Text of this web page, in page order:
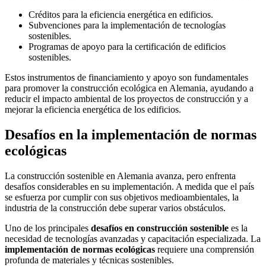
Créditos para la eficiencia energética en edificios.
Subvenciones para la implementación de tecnologías
sostenibles.
Programas de apoyo para la certificación de edificios
sostenibles.
Estos instrumentos de financiamiento y apoyo son fundamentales
para promover la construcción ecológica en Alemania, ayudando a
reducir el impacto ambiental de los proyectos de construcción y a
mejorar la eficiencia energética de los edificios.
Desafíos en la implementación de normas
ecológicas
La construcción sostenible en Alemania avanza, pero enfrenta
desafíos considerables en su implementación. A medida que el país
se esfuerza por cumplir con sus objetivos medioambientales, la
industria de la construcción debe superar varios obstáculos.
Uno de los principales desafíos en construcción sostenible es la
necesidad de tecnologías avanzadas y capacitación especializada. La
implementación de normas ecológicas requiere una comprensión
profunda de materiales y técnicas sostenibles.